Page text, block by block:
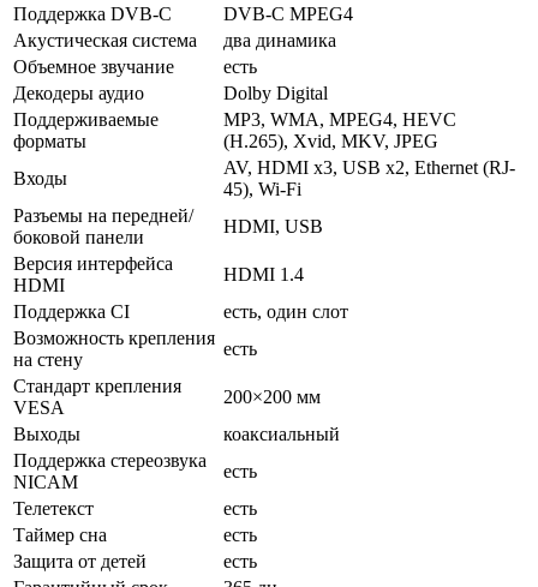
Поддержка DVB-C
DVB-C MPEG4
Акустическая система
два динамика
Объемное звучание
есть
Декодеры аудио
Dolby Digital
Поддерживаемые
форматы
MP3, WMA, MPEG4, HEVC
(H.265), Xvid, MKV, JPEG
Входы
AV, HDMI x3, USB x2, Ethernet (RJ-
45), Wi-Fi
Разъемы на передней/
боковой панели
HDMI, USB
Версия интерфейса
HDMI
HDMI 1.4
Поддержка CI
есть, один слот
Возможность крепления
на стену
есть
Стандарт крепления
VESA
200×200 мм
Выходы
коаксиальный
Поддержка стереозвука
NICAM
есть
Телетекст
есть
Таймер сна
есть
Защита от детей
есть